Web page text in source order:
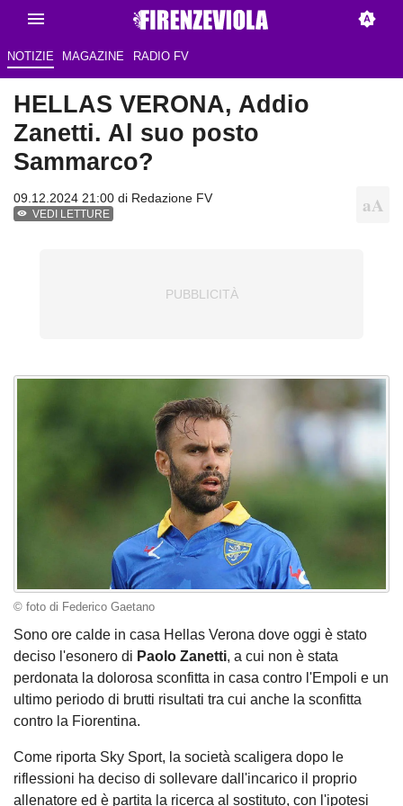
NOTIZIE MAGAZINE RADIO FV
HELLAS VERONA, Addio
Zanetti. Al suo posto
Sammarco?
09.12.2024 21:00 di Redazione FV
VEDI LETTURE
© foto di Federico Gaetano
Sono ore calde in casa Hellas Verona dove oggi è stato
deciso l'esonero di Paolo Zanetti, a cui non è stata
perdonata la dolorosa sconfitta in casa contro l'Empoli e un
ultimo periodo di brutti risultati tra cui anche la sconfitta
contro la Fiorentina.
Come riporta Sky Sport, la società scaligera dopo le
riflessioni ha deciso di sollevare dall'incarico il proprio
allenatore ed è partita la ricerca al sostituto, con l'ipotesi